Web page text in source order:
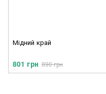
Мідний край
801 грн 890 грн